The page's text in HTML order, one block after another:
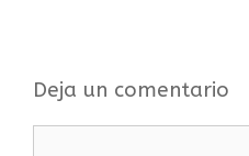
Deja un comentario